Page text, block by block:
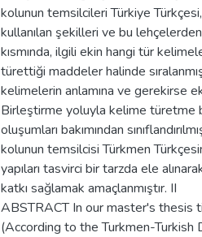
kolunun temsilcileri Türkiye
kullanılan şekilleri ve bu
kısmında, ilgili ekin hangi tür
türettiği maddeler halinde
kelimelerin anlamına ve gerekirse
Birleştirme yoluyla kelime türetme
oluşumları bakımından
kolunun temsilcisi Türkmen
yapıları tasvirci bir tarzda ele
katkı sağlamak amaçlanmıştır. II
ABSTRACT In our master's thesis
(According to the Turkmen-